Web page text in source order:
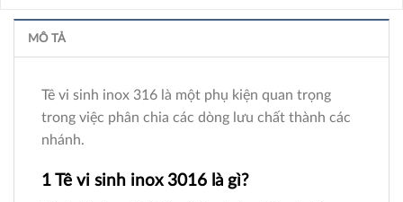
MÔ TẢ
Tê vi sinh inox 316 là một phụ kiện quan trọng
trong việc phân chia các dòng lưu chất thành các
nhánh.
1 Tê vi sinh inox 3016 là gì?